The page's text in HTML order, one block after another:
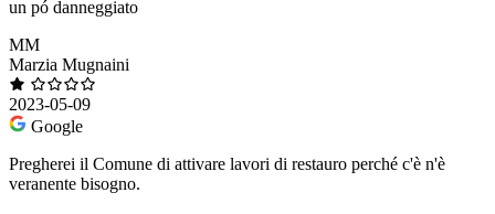
un pó danneggiato
MM
Marzia Mugnaini
2023-05-09
Google
Pregherei il Comune di attivare lavori di restauro perché c'è n'è
veranente bisogno.